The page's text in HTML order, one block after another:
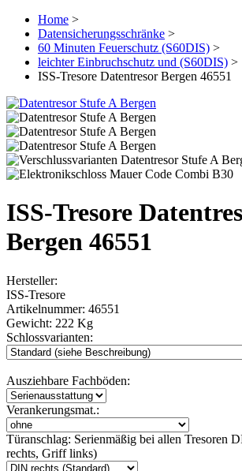
Home >
Datensicherungsschränke >
60 Minuten Feuerschutz (S60DIS) >
leichter Einbruchschutz und (S60DIS) >
ISS-Tresore Datentresor Bergen 46551
ISS-Tresore
Bergen 46551
Hersteller:
ISS-Tresore
Artikelnummer: 46551
Gewicht: 222 Kg
Schlossvarianten:
Ausziehbare Fachböden:
Verankerungsmat.:
Türanschlag: Serienmäßig bei allen Tresoren
rechts, Griff links)